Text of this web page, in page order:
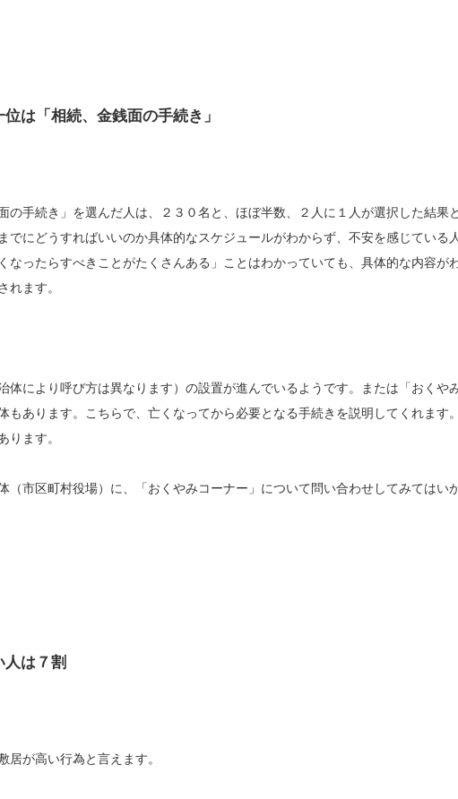
は「相続、金銭面の手続き」
の手続き」を選んだ人は、２３０名と、ほぼ半数、２人に１人が選択した結果
でにどうすればいいのか具体的なスケジュールがわからず、不安を感じている
なったらすべきことがたくさんある」ことはわかっていても、具体的な内容が
れます。
体により呼び方は異なります）の設置が進んでいるようです。または「おくや
もあります。こちらで、亡くなってから必要となる手続きを説明してくれます
ります。
（市区町村役場）に、「おくやみコーナー」について問い合わせしてみてはい
は７割
が高い行為と言えます。